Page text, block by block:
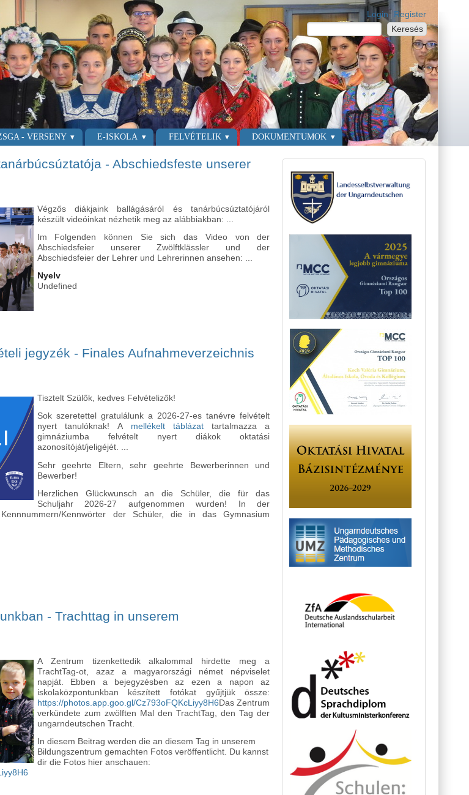
Login links
Login Register
- VERSENY E-ISKOLA FELVÉTELIK DOKUMENTUMOK
- Abschiedsfeste unserer
Végzős diákjaink ballágásáról és tanárbúcsúztatójáról
készült videóinkat nézhetik meg az alábbiakban: ...
Im Folgenden können Sie sich das Video von der
Abschiedsfeier unserer Zwölftklässler und der
Abschiedsfeier der Lehrer und Lehrerinnen ansehen: ...
Nyelv
Undefined
és tanárbúcsúztatója - Abschiedsfeste unserer Zwölftklässler tartalommal kapcsolatosan
jegyzék - Finales Aufnahmeverzeichnis
Tisztelt Szülők, kedves Felvételizők!
Sok szeretettel gratulálunk a 2026-27-es tanévre felvételt
nyert tanulóknak! A mellékelt táblázattartalmazza a
gimnáziumba felvételt nyert diákok oktatási
azonosítóját/jeligéjét. ...
Sehr geehrte Eltern, sehr geehrte Bewerberinnen und
Bewerber!
Herzlichen Glückwunsch an die Schüler, die für das
Schuljahr 2026-27 aufgenommen wurden! In der
Kennwörter der Schüler, die in das Gymnasium
felvételi jegyzék - Finales Aufnahmeverzeichnis fürs Gymnasium tartalommal kapcsolatosan
- Trachttag in unserem
A Zentrum tizenkettedik alkalommal hirdette meg a
TrachtTag-ot, azaz a magyarországi német népviselet
napját.
Ebben a bejegyzésben az ezen a napon az
https://photos.app.goo.gl/Cz793oFQKcLiyy8H6 Das Zentrum
verkündete zum zwölften Mal den TrachtTag, den Tag der
ungarndeutschen Tracht.
In diesem Beitrag werden die an diesem Tag in unserem
Bildungszentrum gemachten Fotos veröffentlicht. Du kannst